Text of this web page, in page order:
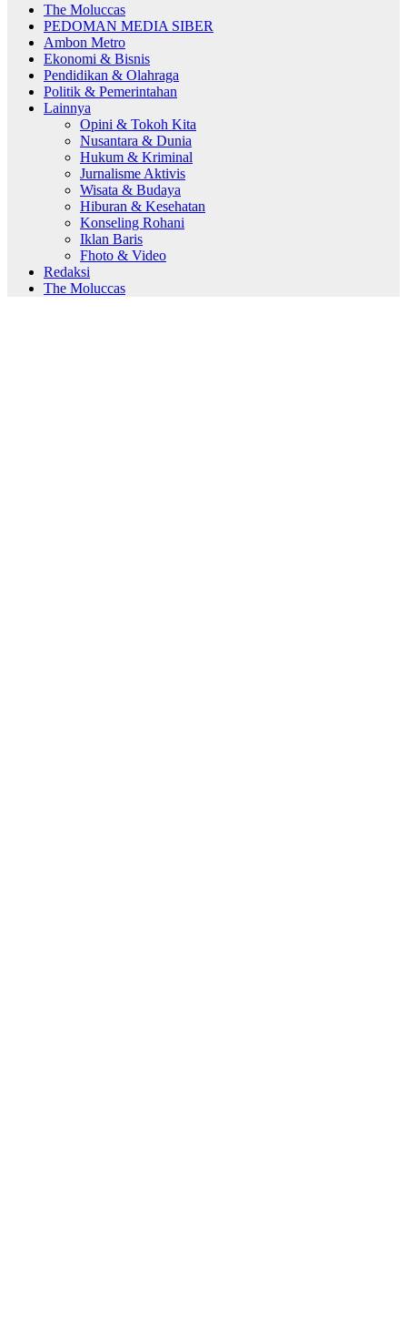
The Moluccas
PEDOMAN MEDIA SIBER
Ambon Metro
Ekonomi & Bisnis
Pendidikan & Olahraga
Politik & Pemerintahan
Lainnya
Opini & Tokoh Kita
Nusantara & Dunia
Hukum & Kriminal
Jurnalisme Aktivis
Wisata & Budaya
Hiburan & Kesehatan
Konseling Rohani
Iklan Baris
Fhoto & Video
Redaksi
The Moluccas